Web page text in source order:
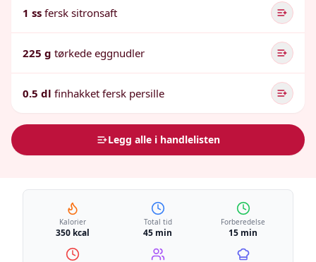
1 ss fersk sitronsaft
225 g tørkede eggnudler
0.5 dl finhakket fersk persille
Legg alle i handlelisten
Kalorier
350 kcal
Total tid
45 min
Forberedelse
15 min